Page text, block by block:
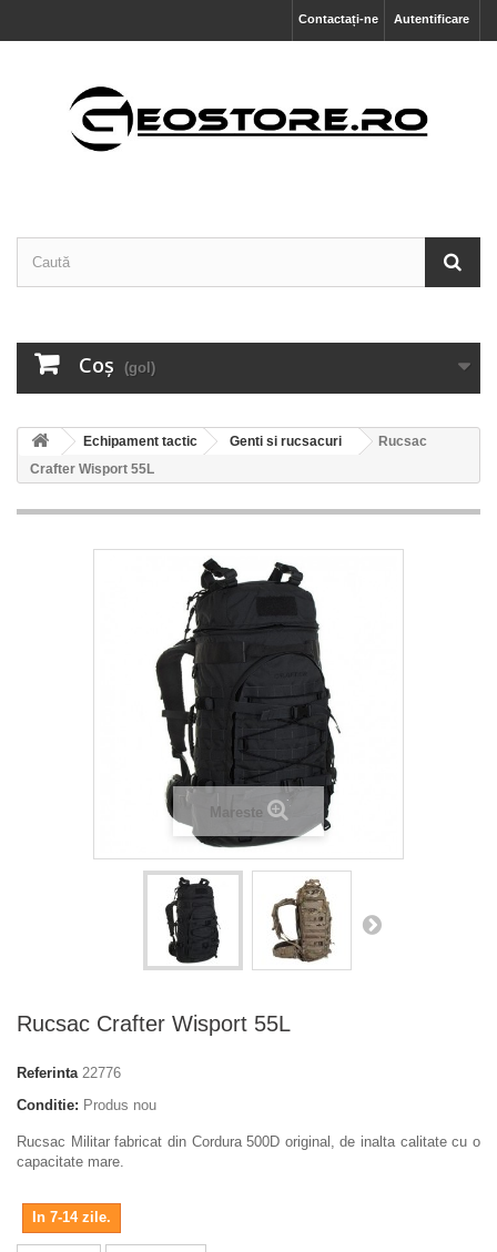
Autentificare
Contactați-ne
Coş (gol)
Echipament tactic Genti si rucsacuri
Rucsac
Crafter Wisport 55L
Mareste
Rucsac Crafter Wisport 55L
Referinta 22776
Conditie: Produs nou
Rucsac Militar fabricat din Cordura 500D original, de inalta calitate cu o
capacitate mare.
In 7-14 zile.